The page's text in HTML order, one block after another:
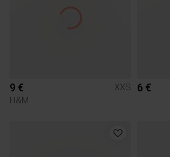
9 €
XXS
H&M
6 €